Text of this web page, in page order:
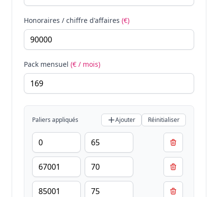
Honoraires / chiffre d'affaires (€)
Pack mensuel (€ / mois)
Paliers appliqués Ajouter Réinitialiser